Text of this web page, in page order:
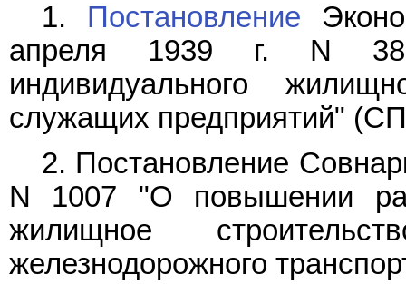
1. Постановление
апреля 1939 г. N
индивидуального
служащих предприятий"
2. Постановление
N 1007 "О повышении
жилищное
железнодорожного